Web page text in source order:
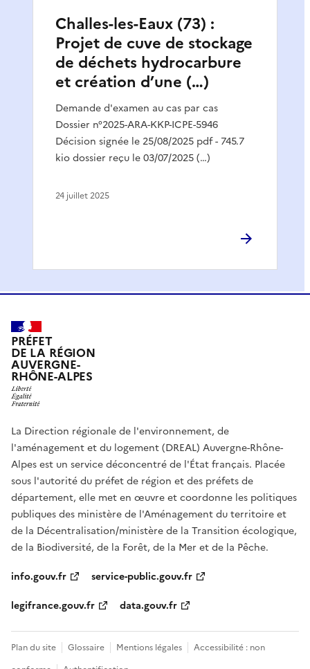
Challes-les-Eaux (73) :
Projet de cuve de stockage
de déchets hydrocarbure
et création d’une (…)
Demande d'examen au cas par cas
Dossier n°2025-ARA-KKP-ICPE-5946
Décision signée le 25/08/2025 pdf - 745.7
kio dossier reçu le 03/07/2025 (…)
24 juillet 2025
PRÉFET
DE LA RÉGION
AUVERGNE-
RHÔNE-ALPES
La Direction régionale de l'environnement, de
l'aménagement et du logement (DREAL) Auvergne-Rhône-
Alpes est un service déconcentré de l'État français. Placée
sous l'autorité du préfet de région et des préfets de
département, elle met en œuvre et coordonne les politiques
publiques des ministère de l'Aménagement du territoire et
de la Décentralisation/ministère de la Transition écologique,
de la Biodiversité, de la Forêt, de la Mer et de la Pêche.
info.gouv.fr
service-public.gouv.fr
legifrance.gouv.fr
data.gouv.fr
Plan du site Glossaire Mentions légales
Accessibilité : non